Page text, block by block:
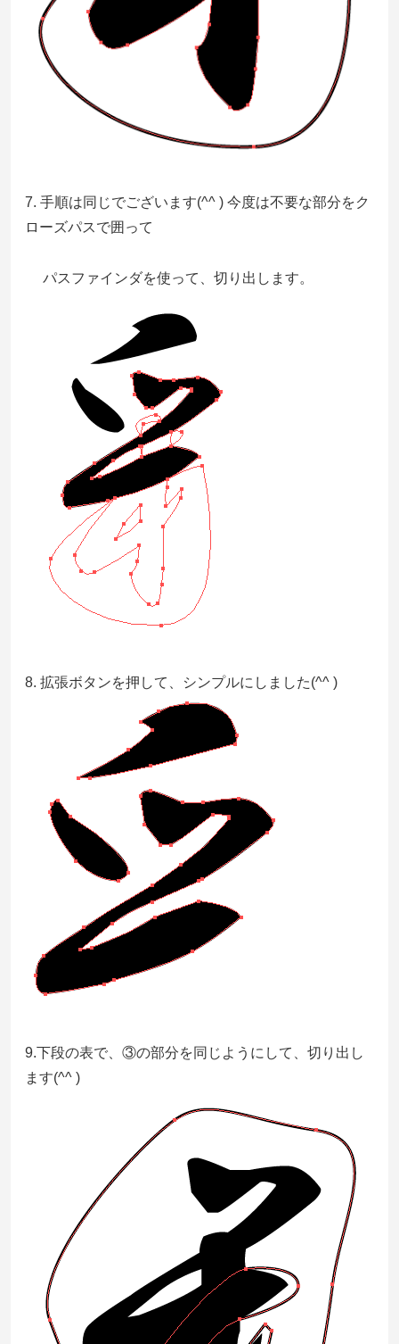
7. 手順は同じでございます(^^ ) 今度は不要な部分をク
ローズパスで囲って
パスファインダを使って、切り出します。
8. 拡張ボタンを押して、シンプルにしました(^^ )
9.下段の表で、③の部分を同じようにして、切り出し
ます(^^ )